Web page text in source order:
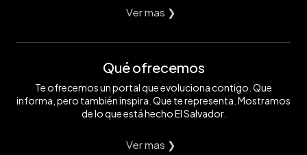
Ver mas ❯
Qué ofrecemos
Te ofrecemos un portal que evoluciona contigo. Que
informa, pero también inspira. Que te representa. Mostramos
de lo que está hecho El Salvador.
Ver mas ❯